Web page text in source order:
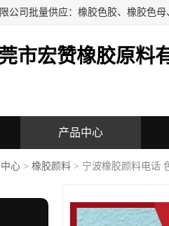
市宏赞橡胶原料
产品中心
心 > 橡胶颜料 > 宁波橡胶颜料电话